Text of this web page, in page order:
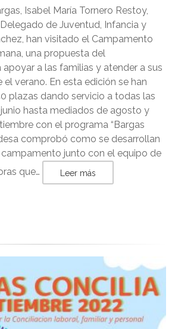
Isabel María Tornero Restoy,
de Juventud, Infancia y
han visitado el Campamento
una propuesta del
a las familias y atender a sus
el verano. En esta edición se han
plazas dando servicio a todas las
hasta mediados de agosto y
con el programa “Bargas
comprobó como se desarrollan
junto con el equipo de
que…
Leer más